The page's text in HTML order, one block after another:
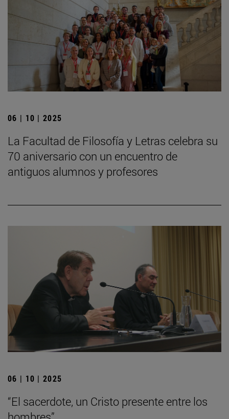
06 | 10 | 2025
La Facultad de Filosofía y Letras celebra su
70 aniversario con un encuentro de
antiguos alumnos y profesores
06 | 10 | 2025
“El sacerdote, un Cristo presente entre los